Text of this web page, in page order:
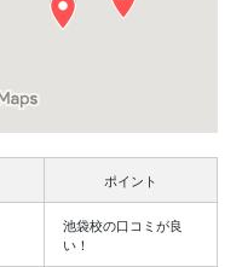
ポイント
池袋校の口コミが良
い！